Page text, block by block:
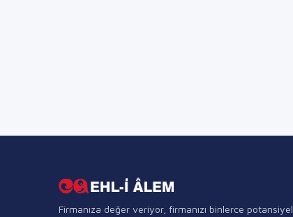
Firmanıza değer veriyor, firmanızı binlerce potansiyel